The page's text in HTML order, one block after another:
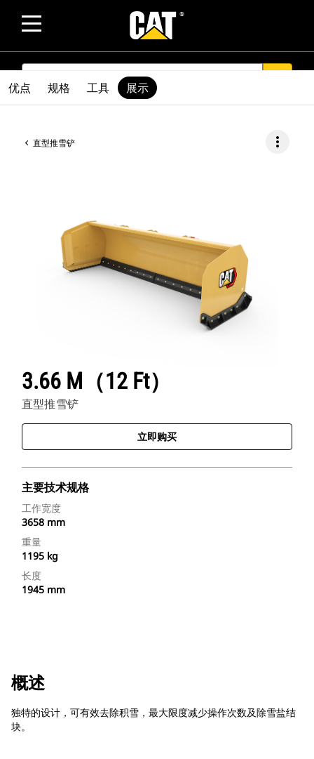
SEARCH
直型推雪铲 more_vert
3.66 M（12 Ft）
直型推雪铲
立即购买
主要技术规格
工作宽度
3658 mm
重量
1195 kg
长度
1945 mm
优点 规格 工具 展示
概述
独特的设计，可有效去除积雪，最大限度减少操作次数及除雪盐结
块。